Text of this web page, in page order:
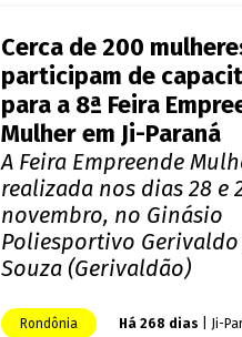
Cerca de 200
participam de
para a 8ª Feira
Mulher em Ji-Paraná
A Feira Empreende
realizada nos dias 28 e
novembro, no Ginásio
Poliesportivo Gerivaldo
Souza (Gerivaldão)
Rondônia Há 268 dias | Ji-